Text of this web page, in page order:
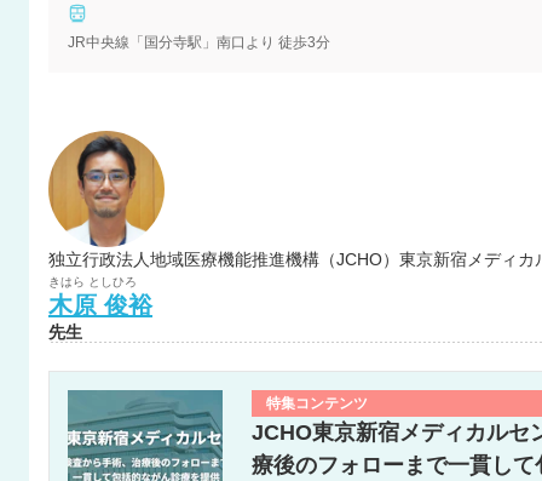
JR中央線「国分寺駅」南口より 徒歩3分
きはら としひろ
木原 俊裕
先生
特集コンテンツ
JCHO東京新宿メディカル
療後のフォローまで一貫し